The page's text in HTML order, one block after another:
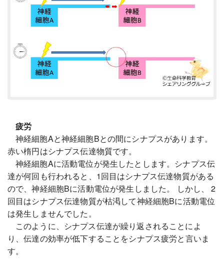
疲労
神経細胞Aと神経細胞Bとの間にシナプスがあります。
赤い楕円はシナプス伝達物質です。
神経細胞Aに活動電位が発生したとします。シナプス伝
達が何回も行われると、1回目はシナプス伝達物質がある
ので、神経細胞Bに活動電位が発生しました。 しかし、 2
回目はシナプス伝達物質が枯渇して神経細胞Bに活動電位
は発生しませんでした。
このように、シナプス伝達が繰り返されることによ
り、伝達の効率が低下することをシナプス疲労と言いま
す。